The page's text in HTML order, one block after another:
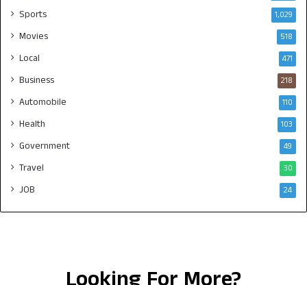
Sports 1,029
Movies 518
Local 471
Business 218
Automobile 110
Health 103
Government 49
Travel 30
JOB 24
Looking For More?